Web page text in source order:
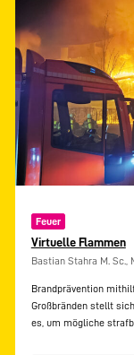
Feuer
Virtuelle Flammen
Bastian Stahra M. Sc.,
Brandprävention
Großbränden stellt
es, um mögliche